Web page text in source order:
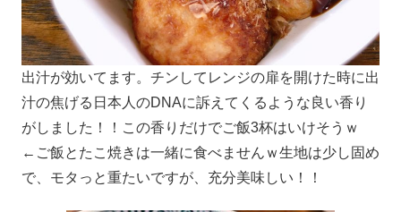
出汁が効いてます。チンしてレンジの扉を開けた時に出
汁の焦げる日本人のDNAに訴えてくるような良い香り
がしました！！この香りだけでご飯3杯はいけそうｗ
←ご飯とたこ焼きは一緒に食べませんｗ生地は少し固め
で、モタっと重たいですが、充分美味しい！！